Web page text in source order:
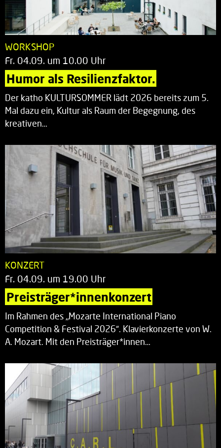
WORKSHOP
Fr. 04.09. um 10.00 Uhr
Humor als Resilienzfaktor.
Der katho KULTURSOMMER lädt 2026 bereits zum 5.
Mal dazu ein, Kultur als Raum der Begegnung, des
kreativen…
KONZERT
Fr. 04.09. um 19.00 Uhr
Preisträger*innenkonzert
Im Rahmen des „Mozarte International Piano
Competition & Festival 2026“. Klavierkonzerte von W.
A. Mozart. Mit den Preisträger*innen…